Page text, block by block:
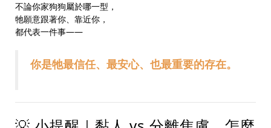
不論你家狗狗屬於哪一型，
牠願意跟著你、靠近你，
都代表一件事——
你是牠最信任、最安心、也最重要的存在。